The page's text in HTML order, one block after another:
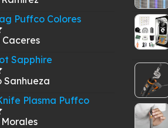
Puffco Colores
Sapphire
Sanhueza
Plasma Puffco